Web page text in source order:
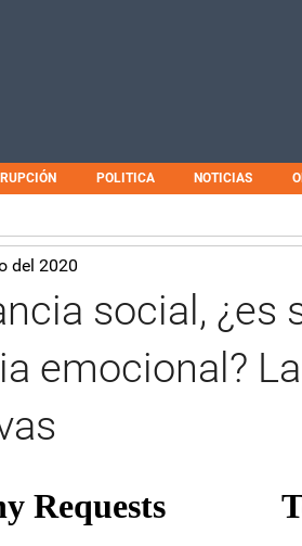
POLITICA NOTICIAS
del 2020
social, ¿es
emocional?